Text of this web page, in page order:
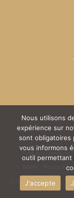
Plan du site
© 2026 Kréa Broderie
Nous utilisons
expérience sur
sont obligatoires
vous informons
outil permettant
J'accepte